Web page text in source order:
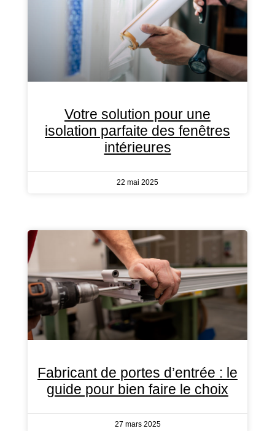
Votre solution pour une
isolation parfaite des fenêtres
intérieures
22 mai 2025
Fabricant de portes d’entrée : le
guide pour bien faire le choix
27 mars 2025